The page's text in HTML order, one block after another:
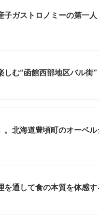
子ガストロノミーの第一
しむ“函館西部地区バル街
。北海道豊頃町のオーベル
を通して食の本質を体感す